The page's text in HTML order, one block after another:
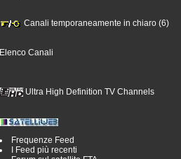
Canali temporaneamente in chiaro (6)
Elenco Canali
Ultra High Definition TV Channels
Frequenze Feed
I Feed più recenti